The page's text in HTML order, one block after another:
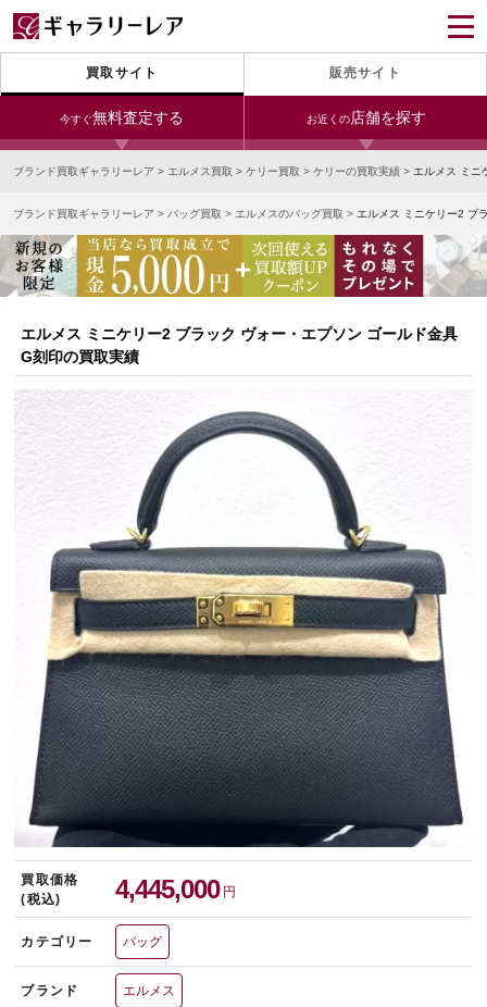
買取サイト 販売サイト
今すぐ無料査定する お近くの店舗を探す
24時間受付（対応時間10:00～19:00）
宅配買取を申し込む
無料の宅配キットをお届けします
今すぐ電話査定
受付時間 10:00～19:00
銀座本店 青山表参道店 新宿東口店
小田急新宿店 LAB東京 名古屋大須店
なんば店
中野ブロードウェイ
宅配買取を申し込む
無料の宅配キットをお届けします
ブランド買取ギャラリーレア > エルメス買取 > ケリー買取 > ケリーの買取実績 > エルメス ミニ
ブランド買取ギャラリーレア > バッグ買取 > エルメスのバッグ買取 > エルメス ミニケリー2 ブ
エルメス ミニケリー2 ブラック ヴォー・エプソン ゴールド金具
G刻印の買取実績
買取価格
(税込)
4,445,000 円
カテゴリー バッグ
ブランド エルメス